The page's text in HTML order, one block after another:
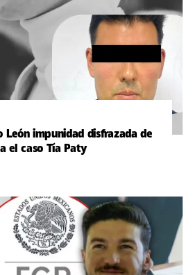
León impunidad disfrazada de
el caso Tía Paty